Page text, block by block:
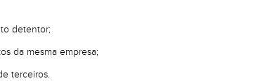
detentor;
da mesma empresa;
terceiros.